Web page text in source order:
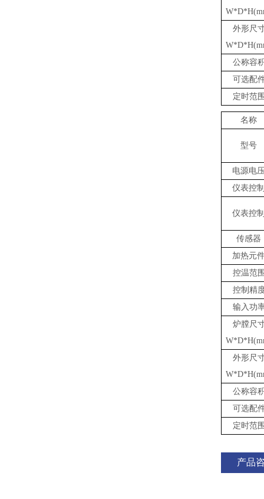
外形尺
公称容
可选配
定时范
名称
型号
电源电
仪表控
仪表控
传感器
加热元
控温范
控制精
输入功
炉膛尺
外形尺
公称容
可选配
定时范
产品